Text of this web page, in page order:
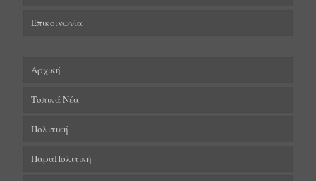
Επικοινωνία
Αρχική
Τοπικά Νέα
Πολιτική
ΠαραΠολιτική